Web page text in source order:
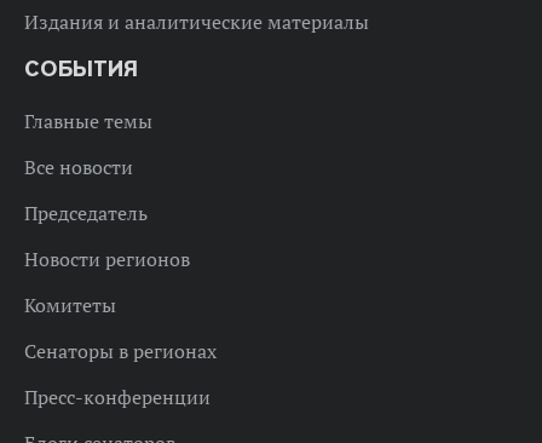
Издания и аналитические материалы
СОБЫТИЯ
Главные темы
Все новости
Председатель
Новости регионов
Комитеты
Сенаторы в регионах
Пресс-конференции